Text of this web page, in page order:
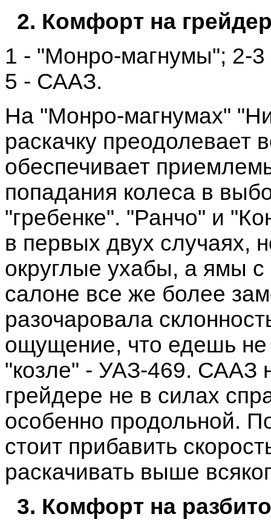
2. Комфорт на
1 - "Монро-магнумы"; 2-
5 - СААЗ.
На "Монро-магнумах"
раскачку преодолевает
обеспечивает
попадания колеса в
"гребенке". "Ранчо" и
в первых двух случаях,
округлые ухабы, а ямы
салоне все же более
разочаровала
ощущение, что едешь
"козле" - УАЗ-469. СААЗ
грейдере не в силах
особенно продольной.
стоит прибавить
раскачивать выше
3. Комфорт на